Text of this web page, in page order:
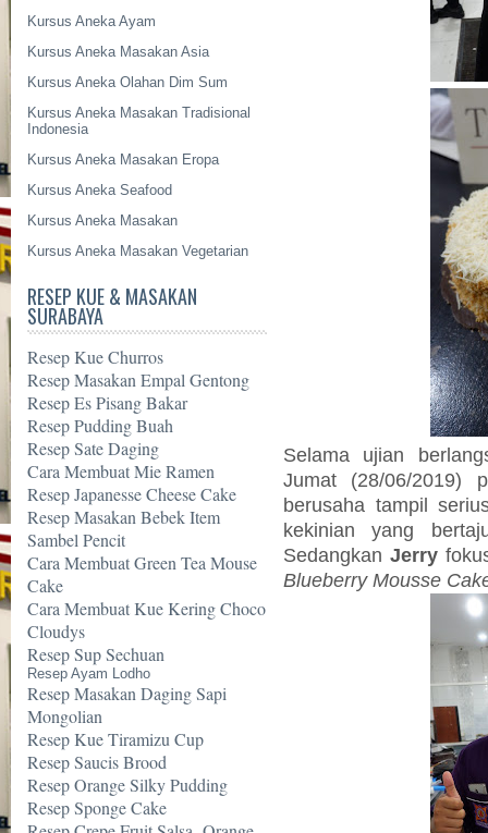
Kursus Aneka Ayam
Kursus Aneka Masakan Asia
Kursus Aneka Olahan Dim Sum
Kursus Aneka Masakan Tradisional
Indonesia
Kursus Aneka Masakan Eropa
Kursus Aneka Seafood
Kursus Aneka Masakan
Kursus Aneka Masakan Vegetarian
RESEP KUE & MASAKAN
SURABAYA
Resep Kue Churros
Resep Masakan Empal Gentong
Resep Es Pisang Bakar
Resep Pudding Buah
Resep Sate Daging
Cara Membuat Mie Ramen
Resep Japanesse Cheese Cake
Resep Masakan Bebek Item
Sambel Pencit
Cara Membuat Green Tea Mouse
Cake
Cara Membuat Kue Kering Choco
Cloudys
Resep Sup Sechuan
Resep Ayam Lodho
Resep Masakan Daging Sapi
Mongolian
Resep Kue Tiramizu Cup
Resep Saucis Brood
Resep Orange Silky Pudding
Resep Sponge Cake
Selama ujian
Jumat (28/06/2019)
berusaha tampil
kekinian yang
Sedangkan Jerry
Blueberry Mousse